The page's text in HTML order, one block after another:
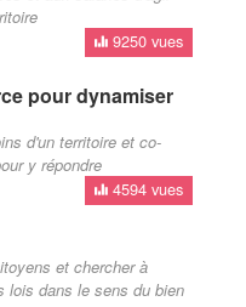
9250 vues
pour dynamiser
d'un territoire et co-
y répondre
4594 vues
et chercher à
lois dans le sens du bien